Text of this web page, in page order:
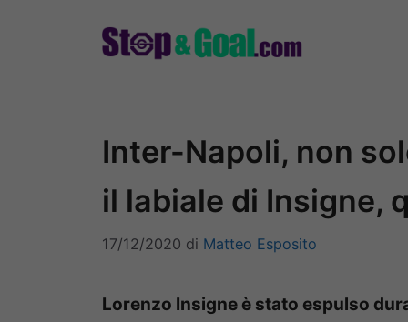
Inter-Napoli, non
il labiale di Insigne,
17/12/2020 di Matteo Esposito
Lorenzo Insigne è stato espulso